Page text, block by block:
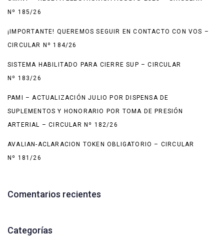
Nº 185/26
¡IMPORTANTE! QUEREMOS SEGUIR EN CONTACTO CON VOS –
CIRCULAR Nº 184/26
SISTEMA HABILITADO PARA CIERRE SUP – CIRCULAR
Nº 183/26
PAMI – ACTUALIZACIÓN JULIO POR DISPENSA DE
SUPLEMENTOS Y HONORARIO POR TOMA DE PRESIÓN
ARTERIAL – CIRCULAR Nº 182/26
AVALIAN-ACLARACION TOKEN OBLIGATORIO – CIRCULAR
Nº 181/26
Comentarios recientes
Categorías